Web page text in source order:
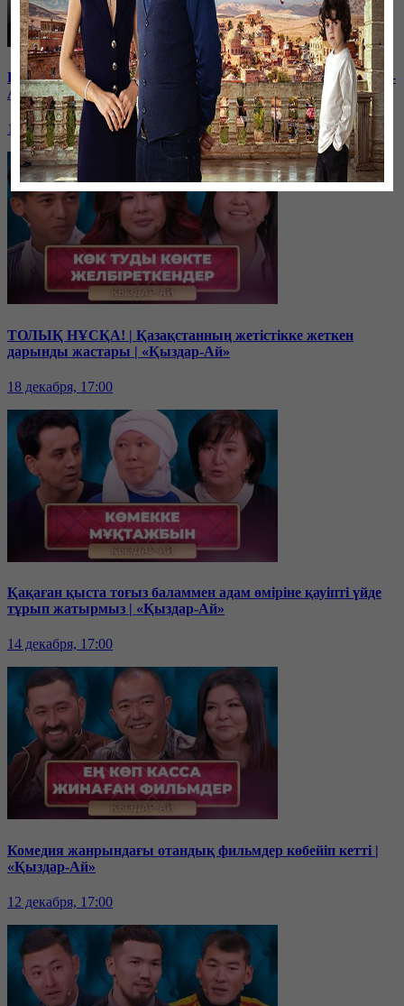
Балам мектептегі буллингтен кейін өзгеріп кетті | «Қыздар-
Ай»
19 декабря, 17:00
ТОЛЫҚ НҰСҚА! | Қазақстанның жетістікке жеткен
дарынды жастары | «Қыздар-Ай»
18 декабря, 17:00
Қақаған қыста тоғыз баламмен адам өміріне қауіпті үйде
тұрып жатырмыз | «Қыздар-Ай»
14 декабря, 17:00
Комедия жанрындағы отандық фильмдер көбейіп кетті |
«Қыздар-Ай»
12 декабря, 17:00